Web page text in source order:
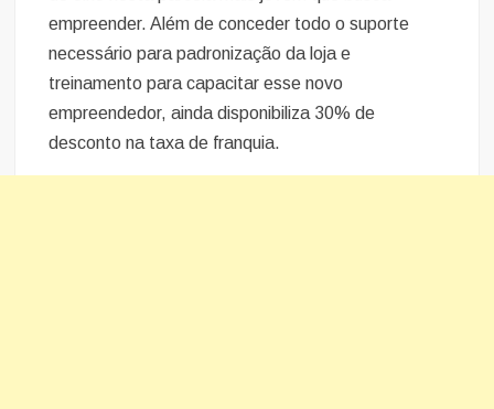
empreender. Além de conceder todo o suporte
necessário para padronização da loja e
treinamento para capacitar esse novo
empreendedor, ainda disponibiliza 30% de
desconto na taxa de franquia.